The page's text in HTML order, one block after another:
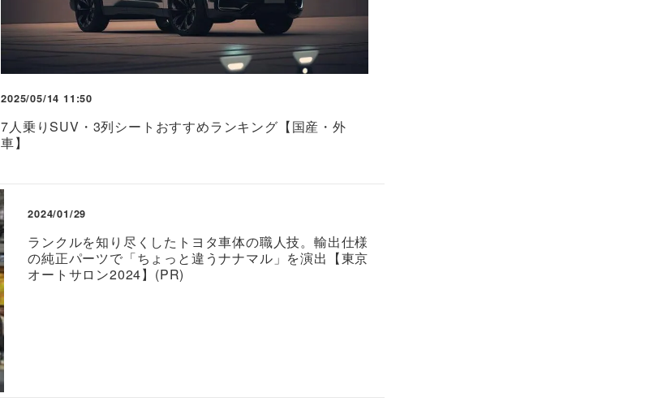
2025/05/14 11:50
7人乗りSUV・3列シートおすすめランキング【国産・外
車】
2024/01/29
ランクルを知り尽くしたトヨタ車体の職人技。輸出仕様
の純正パーツで「ちょっと違うナナマル」を演出【東京
オートサロン2024】(PR)